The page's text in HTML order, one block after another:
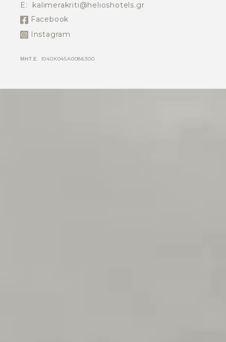
E: kalimerakriti@helioshotels.gr
Facebook
Instagram
ΜΗΤ.Ε. 1040K045A0086300